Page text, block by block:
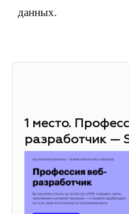
данных.
1 место.
разработчик —